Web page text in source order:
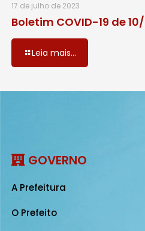
17 de julho de 2023
Boletim COVID-19 de
Leia mais...
GOVERNO
A Prefeitura
O Prefeito